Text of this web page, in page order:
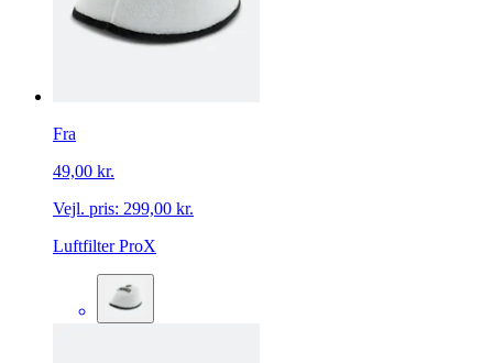
Fra
49,00 kr.
Vejl. pris: 299,00 kr.
Luftfilter ProX